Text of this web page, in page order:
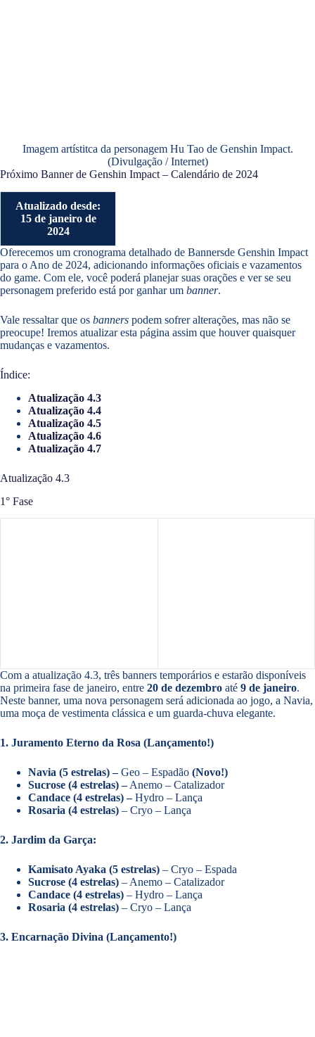
Imagem artístitca da personagem Hu Tao de Genshin Impact.
(Divulgação / Internet)
Próximo Banner de Genshin Impact – Calendário de 2024
Atualizado desde:
15 de janeiro de
2024
Oferecemos um cronograma detalhado de Bannersde Genshin Impact
para o Ano de 2024, adicionando informações oficiais e vazamentos
do game. Com ele, você poderá planejar suas orações e ver se seu
personagem preferido está por ganhar um banner.
Vale ressaltar que os banners podem sofrer alterações, mas não se
preocupe! Iremos atualizar esta página assim que houver quaisquer
mudanças e vazamentos.
Índice:
Atualização 4.3
Atualização 4.4
Atualização 4.5
Atualização 4.6
Atualização 4.7
Atualização 4.3
1° Fase
Com a atualização 4.3, três banners temporários e estarão disponíveis
na primeira fase de janeiro, entre 20 de dezembro até 9 de janeiro.
Neste banner, uma nova personagem será adicionada ao jogo, a Navia,
uma moça de vestimenta clássica e um guarda-chuva elegante.
1. Juramento Eterno da Rosa (Lançamento!)
Navia (5 estrelas) –Geo – Espadão (Novo!)
Sucrose (4 estrelas) –Anemo – Catalizador
Candace (4 estrelas) –Hydro – Lança
Rosaria (4 estrelas) – Cryo – Lança
2. Jardim da Garça:
Kamisato Ayaka (5 estrelas) – Cryo – Espada
Sucrose (4 estrelas) – Anemo – Catalizador
Candace (4 estrelas) – Hydro – Lança
Rosaria (4 estrelas) – Cryo – Lança
3. Encarnação Divina (Lançamento!)